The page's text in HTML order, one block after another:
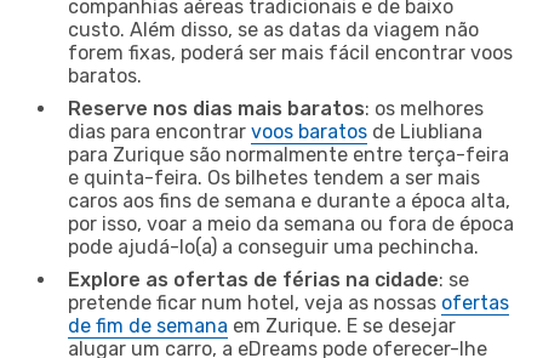
companhias aéreas tradicionais e de baixo
custo. Além disso, se as datas da viagem não
forem fixas, poderá ser mais fácil encontrar voos
baratos.
Reserve nos dias mais baratos: os melhores
dias para encontrar voos baratos de Liubliana
para Zurique são normalmente entre terça-feira
e quinta-feira. Os bilhetes tendem a ser mais
caros aos fins de semana e durante a época alta,
por isso, voar a meio da semana ou fora de época
pode ajudá-lo(a) a conseguir uma pechincha.
Explore as ofertas de férias na cidade: se
pretende ficar num hotel, veja as nossas ofertas
de fim de semana em Zurique. E se desejar
alugar um carro, a eDreams pode oferecer-lhe